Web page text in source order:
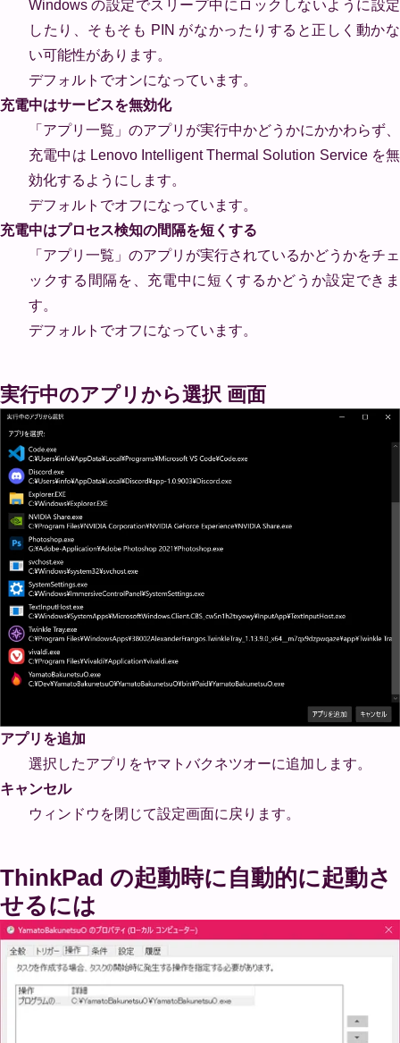
Windows の設定でスリープ中にロックしないように設定
したり、そもそも PIN がなかったりすると正しく動かな
い可能性があります。
デフォルトでオンになっています。
充電中はサービスを無効化
「アプリ一覧」のアプリが実行中かどうかにかかわらず、
充電中は Lenovo Intelligent Thermal Solution Service を無
効化するようにします。
デフォルトでオフになっています。
充電中はプロセス検知の間隔を短くする
「アプリ一覧」のアプリが実行されているかどうかをチェ
ックする間隔を、充電中に短くするかどうか設定できま
す。
デフォルトでオフになっています。
実行中のアプリから選択 画面
アプリを追加
選択したアプリをヤマトバクネツオーに追加します。
キャンセル
ウィンドウを閉じて設定画面に戻ります。
ThinkPad の起動時に自動的に起動さ
せるには